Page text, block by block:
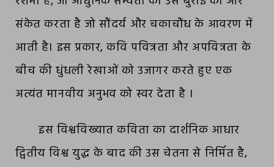
संकेत करता है जो सौंदर्य और चकाचौंध के आवरण में
आती है। इस प्रकार, कवि पवित्रता और अपवित्रता के
बीच की धुंधली रेखाओं को उजागर करते हुए एक
अत्यंत मानवीय अनुभव को स्वर देता है ।
इस विश्वविख्यात कविता का दार्शनिक आधार
द्वितीय विश्व युद्ध के बाद की उस चेतना से निर्मित है,